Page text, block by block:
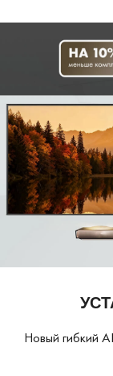
Новый гибкий